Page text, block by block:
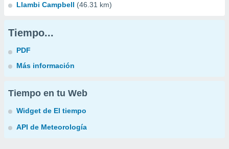
Llambi Campbell (46.31 km)
Tiempo...
PDF
Más información
Tiempo en tu Web
Widget de El tiempo
API de Meteorología